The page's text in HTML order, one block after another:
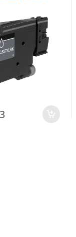
LC527BK